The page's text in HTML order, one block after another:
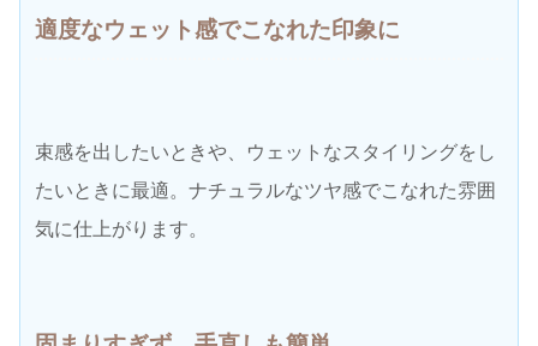
適度なウェット感でこなれた印象に
束感を出したいときや、ウェットなスタイリングをし
たいときに最適。ナチュラルなツヤ感でこなれた雰囲
気に仕上がります。